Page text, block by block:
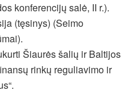
konferencijų salė, II r.).
(tęsinys) (Seimo
Šiaurės šalių ir Baltijos
rinkų reguliavimo ir